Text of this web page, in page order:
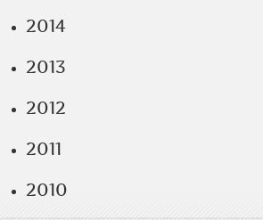
2014
2013
2012
2011
2010